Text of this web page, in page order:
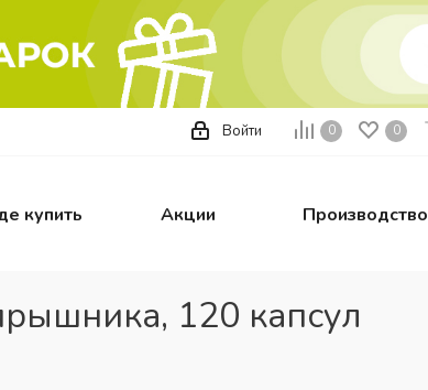
0 0
Войти
купить Акции Производство
120 капсул